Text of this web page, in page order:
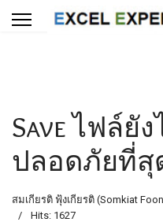
Save ไฟล์ยัง
ปลอดภัยที่สุ
สมเกียรติ ฟุ้งเกียรติ (Somkiat
Hits: 1627